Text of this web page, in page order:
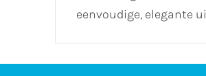
eenvoudige, elegante